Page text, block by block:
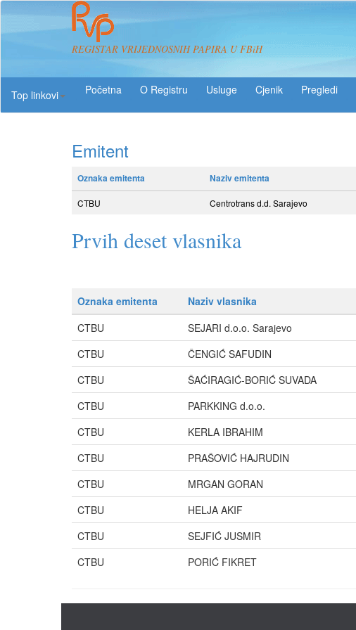
REGISTAR VRIJEDNOSNIH PAPIRA U FBiH
Top linkovi
O Registru Usluge Pregledi
Emitent
Oznaka emitenta Naziv emitenta
CTBU Centrotrans d.d. Sarajevo
Prvih deset vlasnika
Oznaka emitenta Naziv vlasnika
CTBU
SEJARI d.o.o. Sarajevo
CTBU
ČENGIĆ SAFUDIN
CTBU
ŠAĆIRAGIĆ-BORIĆ SUVADA
CTBU
PARKKING d.o.o.
CTBU
KERLA IBRAHIM
CTBU
PRAŠOVIĆ HAJRUDIN
CTBU
MRGAN GORAN
CTBU
HELJA AKIF
CTBU
SEJFIĆ JUSMIR
CTBU
PORIĆ FIKRET